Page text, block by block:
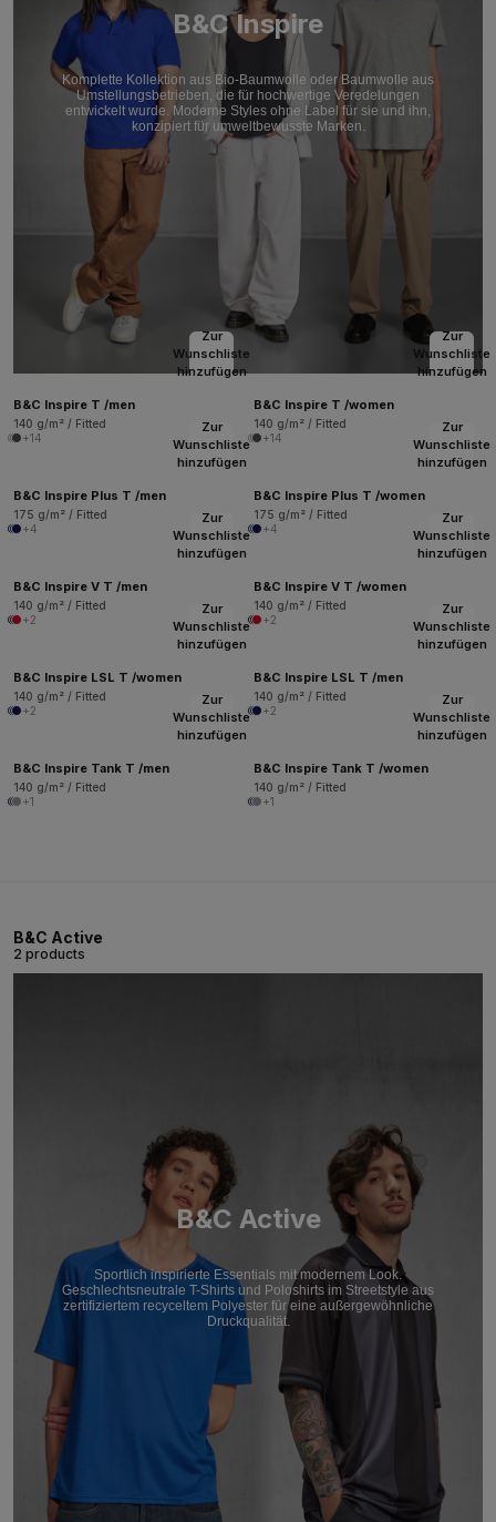
B&C Inspire
Komplette Kollektion aus Bio-Baumwolle oder Baumwolle aus
Umstellungsbetrieben, die für hochwertige Veredelungen
entwickelt wurde. Moderne Styles ohne Label für sie und ihn,
konzipiert für umweltbewusste Marken.
Zur
Wunschliste
hinzufügen
B&C Inspire T /men
140 g/m² / Fitted
+14
Zur
Wunschliste
hinzufügen
B&C Inspire T /women
140 g/m² / Fitted
+14
Zur
Wunschliste
hinzufügen
B&C Inspire Plus T /men
175 g/m² / Fitted
+4
Zur
Wunschliste
hinzufügen
B&C Inspire Plus T /women
175 g/m² / Fitted
+4
Zur
Wunschliste
hinzufügen
B&C Inspire V T /men
140 g/m² / Fitted
+2
Zur
Wunschliste
hinzufügen
B&C Inspire V T /women
140 g/m² / Fitted
+2
Zur
Wunschliste
hinzufügen
B&C Inspire LSL T /women
140 g/m² / Fitted
+2
Zur
Wunschliste
hinzufügen
B&C Inspire LSL T /men
140 g/m² / Fitted
+2
Zur
Wunschliste
hinzufügen
B&C Inspire Tank T /men
140 g/m² / Fitted
+1
Zur
Wunschliste
hinzufügen
B&C Inspire Tank T /women
140 g/m² / Fitted
+1
B&C Active
2 products
B&C Active
Sportlich inspirierte Essentials mit modernem Look.
Geschlechtsneutrale T-Shirts und Poloshirts im Streetstyle aus
zertifiziertem recyceltem Polyester für eine außergewöhnliche
Druckqualität.